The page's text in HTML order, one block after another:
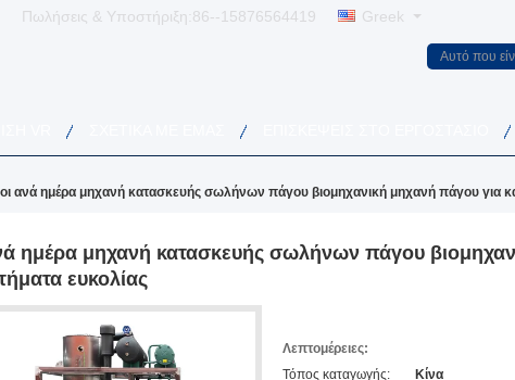
Πωλήσεις & Υποστήριξη: 86--15876564419 Greek
ανά ημέρα μηχανή κατασκευής σωλήνων πάγου βιομηχανική μηχανή πάγου για
ημέρα μηχανή κατασκευής σωλήνων πάγου
ευκολίας
Λεπτομέρειες:
Τόπος καταγωγής:
Κίνα